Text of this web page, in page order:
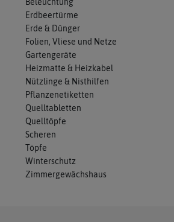
Erdbeertürme
Erde & Dünger
Folien, Vliese und Netze
Gartengeräte
Heizmatte & Heizkabel
Nützlinge & Nisthilfen
Pflanzenetiketten
Quelltabletten
Quelltöpfe
Scheren
Töpfe
Winterschutz
Zimmergewächshaus